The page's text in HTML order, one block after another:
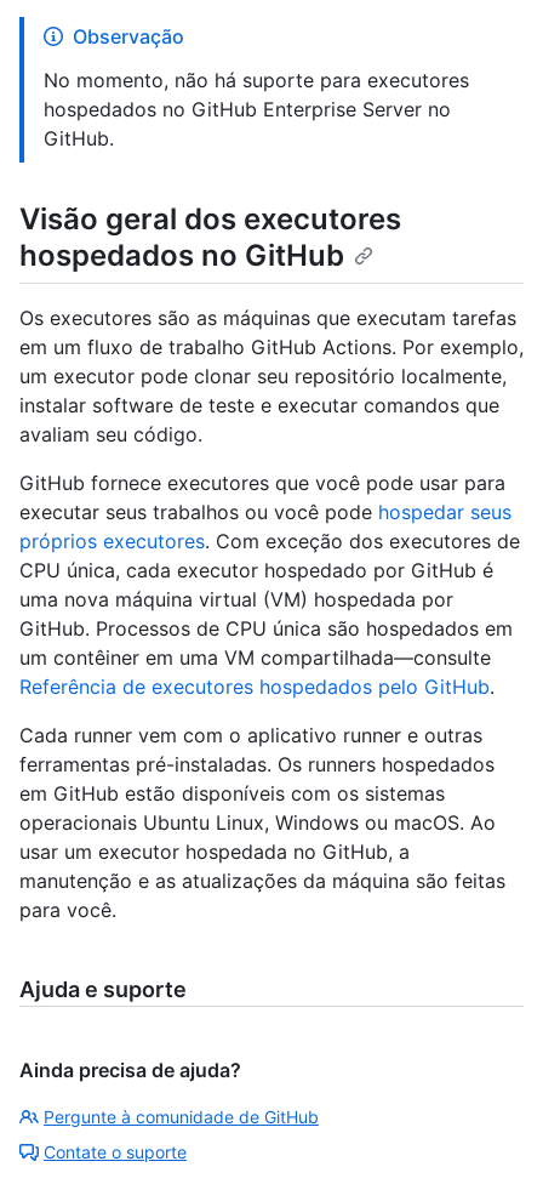
Observação
No momento, não há suporte para executores
hospedados no GitHub Enterprise Server no
GitHub.
Visão geral dos executores
hospedados no GitHub
Os executores são as máquinas que executam tarefas
em um fluxo de trabalho GitHub Actions. Por exemplo,
um executor pode clonar seu repositório localmente,
instalar software de teste e executar comandos que
avaliam seu código.
GitHub fornece executores que você pode usar para
executar seus trabalhos ou você pode hospedar seus
próprios executores. Com exceção dos executores de
CPU única, cada executor hospedado por GitHub é
uma nova máquina virtual (VM) hospedada por
GitHub. Processos de CPU única são hospedados em
um contêiner em uma VM compartilhada—consulte
Referência de executores hospedados pelo GitHub.
Cada runner vem com o aplicativo runner e outras
ferramentas pré-instaladas. Os runners hospedados
em GitHub estão disponíveis com os sistemas
operacionais Ubuntu Linux, Windows ou macOS. Ao
usar um executor hospedada no GitHub, a
manutenção e as atualizações da máquina são feitas
para você.
Ajuda e suporte
Ainda precisa de ajuda?
Pergunte à comunidade de GitHub
Contate o suporte